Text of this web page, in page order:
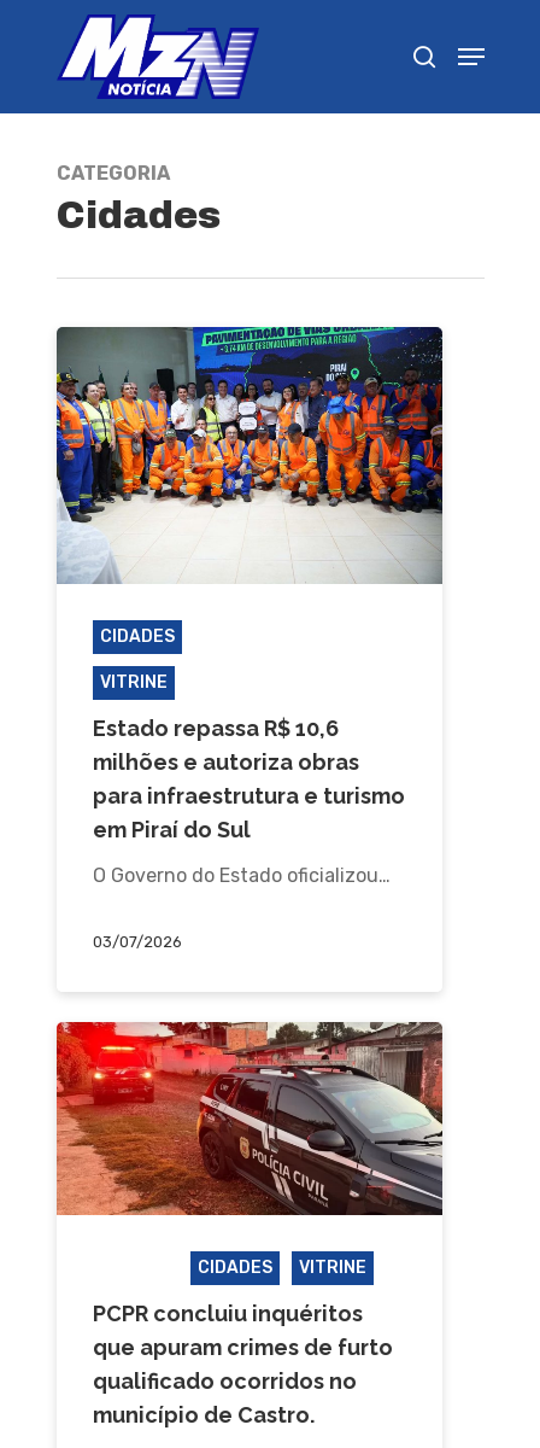
CATEGORIA
Cidades
CIDADES
VITRINE
Estado repassa R$ 10,6
milhões e autoriza obras
para infraestrutura e turismo
em Piraí do Sul
O Governo do Estado oficializou…
03/07/2026
CIDADES VITRINE
PCPR concluiu inquéritos
que apuram crimes de furto
qualificado ocorridos no
município de Castro.